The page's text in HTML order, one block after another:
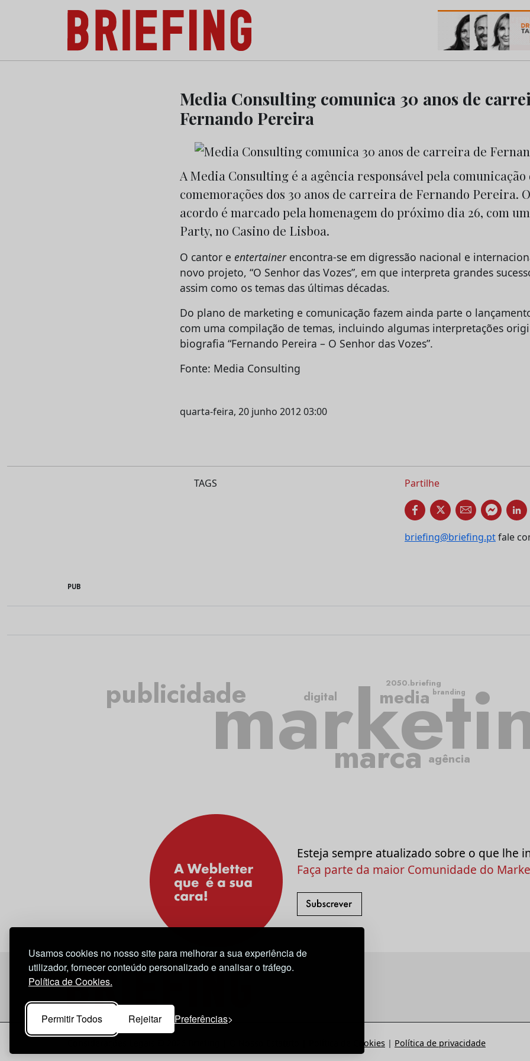
Usamos cookies no nosso site para melhorar a sua experiência de
utilizador, fornecer conteúdo personalizado e analisar o tráfego.
Política de Cookies.
Permitir Todos Rejeitar Preferências
Briefing: Todas as notícias sobre os negócios do Marketing e da Publicidade
Media Consulting comunica 30 anos de
Fernando Pereira
A Media Consulting é a agência responsável pela comunicação
comemorações dos 30 anos de carreira de Fernando Pereira.
acordo é marcado pela homenagem do próximo dia 26, com
Party, no Casino de Lisboa.
O cantor e entertainerencontra-se em digressão nacional e
novo projeto, “O Senhor das Vozes”, em que interpreta grandes
assim como os temas das últimas décadas.
Do plano de marketing e comunicação fazem ainda parte o
com uma compilação de temas, incluindo algumas interpretações
biografia “Fernando Pereira – O Senhor das Vozes”.
Fonte: Media Consulting
quarta-feira, 20 junho 2012 03:00
TAGS Partilhe
briefing@briefing.ptfale
PUB
publicidade
marca
media
agência
digital
2050.briefing
branding
Esteja sempre atualizado sobre o que lhe
Faça parte da maior Comunidade do
Política de Cookies | Política de privacidade